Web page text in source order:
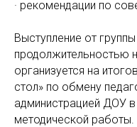
· рекомендации по
Выступление от
продолжительностью
организуется на
стол» по обмену
администрацией ДОУ
методической работы.